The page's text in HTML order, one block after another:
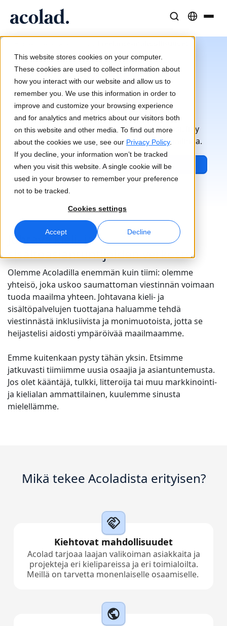
This website stores cookies on your computer.
These cookies are used to collect information about
how you interact with our website and allow us to
remember you. We use this information in order to
improve and customize your browsing experience
and for analytics and metrics about our visitors both
on this website and other media. To find out more
about the cookies we use, see our Privacy Policy.
If you decline, your information won’t be tracked
when you visit this website. A single cookie will be
used in your browser to remember your preference
not to be tracked.
Cookies settings
Accept Decline
Käännös
Tekoälyn nopeus, inhimillinen tarkkuus
Tulkkaus
Saumatonta viestintää missä tahansa
Media ja viihde
Tuo tarinat joka näytölle
Konsultointi ja ulkoistus
Saavuta ja konvertoi maailmanlaajuisesti
Transkriptio
Muunna ääni toiminnaksi
Datapalvelut
Kaikki ratkaisut
Julkiset Instituutiot
Puolustus ja Turvallisuus
Lia Translate
Välittömiä brändin mukaisia käännöksiä
Lia Live
Uusi näkökulma tulkkaukseen
Yhteydet
Työnkulkujen integrointi yksinkertaistettuna
AI-tulkkaus
AI-pohjaiset laaduntarkistukset
AI-jälkiäänitys
Tehokasta jälkiäänitystä laajassa mittakaavassa
AI-datapalvelut
Tapaa Lia
Nopea, älykäs ja skaalautuva AI-käännös
Menestystarinat
Todellisia tuloksia asiakkailtamme
Artikkelit
Asiantuntijanäkemyksiä globaalista sisällöstä
E-kirjat
Syvällisiä oppaita ja strategioita
On-demand-webinaarit
AI-ohjatun käännöksen hallinta globaaleille
Vinkkejä tehokkuuden, skaalan ja laadun parantamiseen
Tietoa Acolad
Kestävyys
Kumppanit
Uutiset
Toimipisteet
Urat
Rakenna tulevaisuutesi kanssamme
Liity globaaliin verkostoomme
Acolad-yhteisö
Freelance-
mahdollisuudet
Jos kielet ja sisältö ovat lähellä sydäntäsi, liity
joukkoomme ja muuta kanssamme maailmaa.
Freelance-sovellukset
Johtava kieli- ja
sisältöasiantuntijoiden verkosto
Olemme Acoladilla enemmän kuin tiimi: olemme
yhteisö, joka uskoo saumattoman viestinnän voimaan
tuoda maailma yhteen. Johtavana kieli- ja
sisältöpalvelujen tuottajana haluamme tehdä
viestinnästä inklusiivista ja monimuotoista, jotta se
heijastelisi aidosti ympäröivää maailmaamme.
Emme kuitenkaan pysty tähän yksin. Etsimme
jatkuvasti tiimiimme uusia osaajia ja asiantuntemusta.
Jos olet kääntäjä, tulkki, litteroija tai muu markkinointi-
ja kielialan ammattilainen, kuulemme sinusta
mielellämme.
Mikä tekee Acoladista erityisen?
Kiehtovat mahdollisuudet
Acolad tarjoaa laajan valikoiman asiakkaita ja
projekteja eri kielipareissa ja eri toimialoilta.
Meillä on tarvetta monenlaiselle osaamiselle.